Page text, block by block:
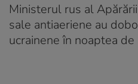
Ministerul rus al
sale antiaeriene au
ucrainene în noaptea